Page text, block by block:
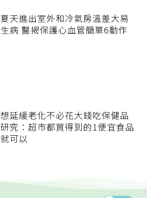
夏天進出室外和冷氣房溫差大易
生病 醫揭保護心血管簡單6動作
想延緩老化不必花大錢吃保健品
研究：超市都買得到的1便宜食品
就可以